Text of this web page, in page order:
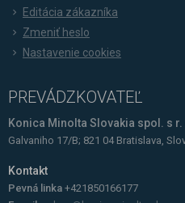
Editácia zákazníka
Zmeniť heslo
Nastavenie cookies
PREVÁDZKOVATEĽ
Konica Minolta Slovakia spol. s r.
Galvaniho 17/B; 821 04 Bratislava,
Kontakt
Pevná linka +421850166177